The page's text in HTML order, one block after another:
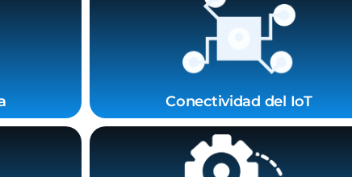
Conectividad del IoT